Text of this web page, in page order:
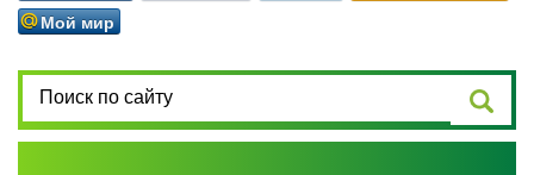
Мой мир